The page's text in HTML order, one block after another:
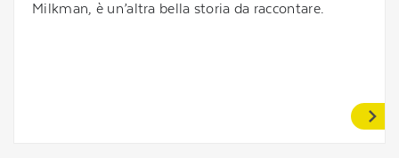
Milkman, è un’altra bella storia da raccontare.